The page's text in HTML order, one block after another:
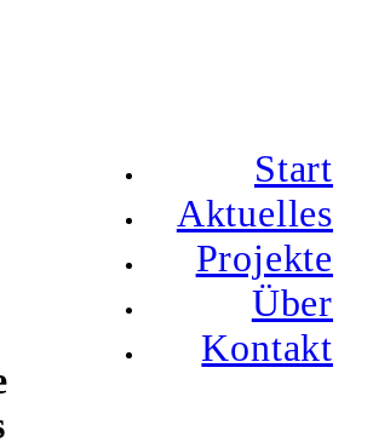
Start
Aktuelles
Projekte
Über
Kontakt